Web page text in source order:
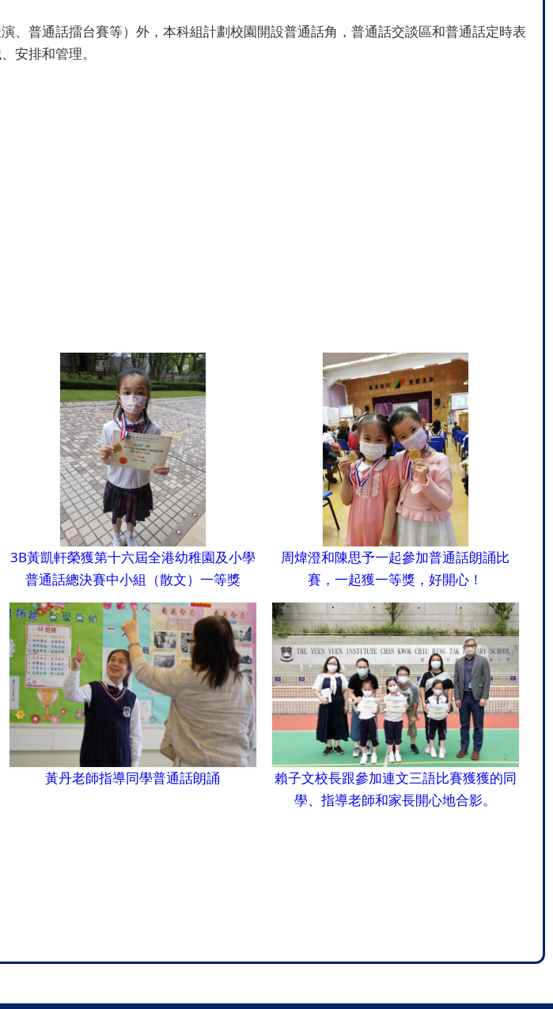
普通話擂台賽等）外，本科組計劃校園開設普通話角，普通話交談區和普通話定時表
安排和管理。
3B黃凱軒榮獲第十六屆全港幼稚園及小學
普通話總決賽中小組（散文）一等獎
周煒澄和陳思予一起參加普通話朗誦比
賽，一起獲一等獎，好開心！
黃丹老師指導同學普通話朗誦
賴子文校長跟參加連文三語比賽獲獲的同
學、指導老師和家長開心地合影。